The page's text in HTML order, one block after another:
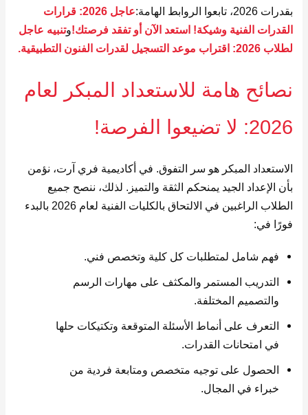
بقدرات 2026، تابعوا الروابط الهامة:
عاجل 2026: قرارات
القدرات الفنية وشيكة! استعد الآن أو تفقد فرصتك!وتنبيه عاجل
لطلاب 2026: اقتراب موعد التسجيل لقدرات الفنون التطبيقية.
نصائح هامة للاستعداد المبكر لعام
2026: لا تضيعوا الفرصة!
الاستعداد المبكر هو سر التفوق. في أكاديمية فري آرت، نؤمن
بأن الإعداد الجيد يمنحكم الثقة والتميز. لذلك، ننصح جميع
الطلاب الراغبين في الالتحاق بالكليات الفنية لعام 2026 بالبدء
فورًا في:
فهم شامل لمتطلبات كل كلية وتخصص فني.
التدريب المستمر والمكثف على مهارات الرسم
والتصميم المختلفة.
التعرف على أنماط الأسئلة المتوقعة وتكتيكات حلها
في امتحانات القدرات.
الحصول على توجيه متخصص ومتابعة فردية من
خبراء في المجال.